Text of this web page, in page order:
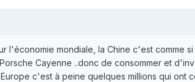
l'économie mondiale, la Chine c'est comme si
Cayenne ..donc de consommer et
c'est à peine quelques millions qui ont